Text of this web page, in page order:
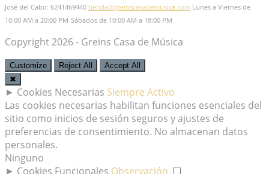
José del Cabo: 6241469440 tienda@greinscasademusica.com Lunes a Viernes de
10:00 AM a 20:00 PM Sábados de 10:00 AM a 18:00 PM
Copyright 2026 - Greins Casa de Música
Customize Reject All
Accept All
✖
► Cookies Necesarias Siempre Activo
Las cookies necesarias habilitan funciones esenciales del
sitio como inicios de sesión seguros y ajustes de
preferencias de consentimiento. No almacenan datos
personales.
Ninguno
► Cookies Funcionales Observación